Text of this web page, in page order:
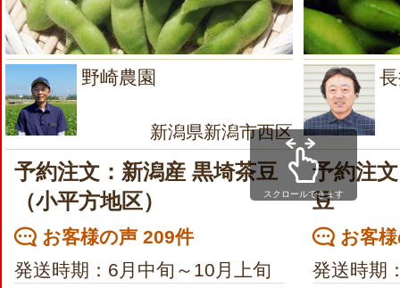
野崎農園
新潟県新潟市西区
予約注文：新潟産 黒埼茶豆
（小平方地区）
お客様の声 209件
発送時期：6月中旬～10月上旬
予約注
豆
お客
発送時期
スクロールできます